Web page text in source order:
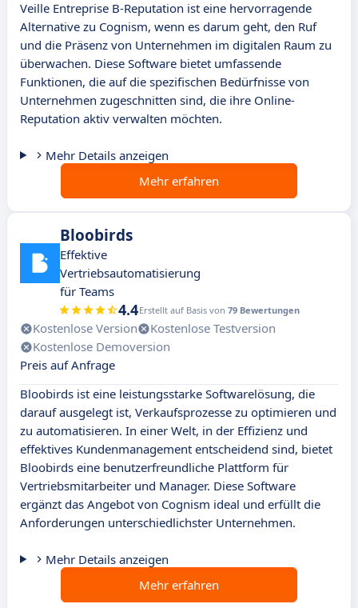
Veille Entreprise B-Reputation ist eine hervorragende
Alternative zu Cognism, wenn es darum geht, den Ruf
und die Präsenz von Unternehmen im digitalen Raum zu
überwachen. Diese Software bietet umfassende
Funktionen, die auf die spezifischen Bedürfnisse von
Unternehmen zugeschnitten sind, die ihre Online-
Reputation aktiv verwalten möchten.
Mehr Details anzeigen
Mehr erfahren
Bloobirds
Effektive
Vertriebsautomatisierung
für Teams
4.4Erstellt auf Basis von 79 Bewertungen
Kostenlose Version
Kostenlose Testversion
Kostenlose Demoversion
Preis auf Anfrage
Bloobirds ist eine leistungsstarke Softwarelösung, die
darauf ausgelegt ist, Verkaufsprozesse zu optimieren und
zu automatisieren. In einer Welt, in der Effizienz und
effektives Kundenmanagement entscheidend sind, bietet
Bloobirds eine benutzerfreundliche Plattform für
Vertriebsmitarbeiter und Manager. Diese Software
ergänzt das Angebot von Cognism ideal und erfüllt die
Anforderungen unterschiedlichster Unternehmen.
Mehr Details anzeigen
Mehr erfahren